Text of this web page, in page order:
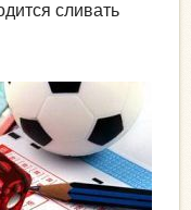
сливать